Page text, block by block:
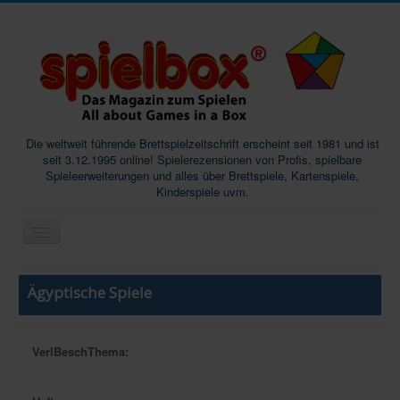
Die weltweit führende Brettspielzeitschrift erscheint seit 1981 und ist
seit 3.12.1995 online! Spielerezensionen von Profis, spielbare
Spieleerweiterungen und alles über Brettspiele, Kartenspiele,
Kinderspiele uvm.
Start
Magazine
Ägyptische Spiele
VerlBeschThema: